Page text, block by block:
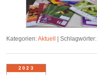
Kategorien:Aktuell |Schlagwörter:
2023